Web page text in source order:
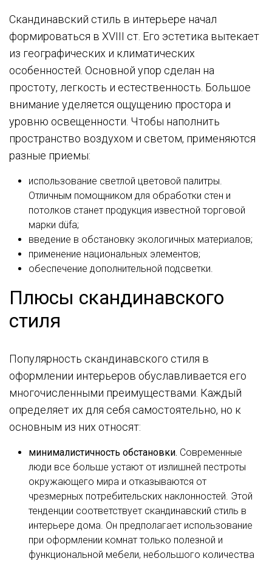
Скандинавский стиль в интерьере начал
формироваться в XVIII ст. Его эстетика вытекает
из географических и климатических
особенностей. Основной упор сделан на
простоту, легкость и естественность. Большое
внимание уделяется ощущению простора и
уровню освещенности. Чтобы наполнить
пространство воздухом и светом, применяются
разные приемы:
использование светлой цветовой палитры.
Отличным помощником для обработки стен и
потолков станет продукция известной торговой
марки düfa;
введение в обстановку экологичных материалов;
применение национальных элементов;
обеспечение дополнительной подсветки.
Плюсы скандинавского
стиля
Популярность скандинавского стиля в
оформлении интерьеров обуславливается его
многочисленными преимуществами. Каждый
определяет их для себя самостоятельно, но к
основным из них относят:
минималистичность обстановки. Современные
люди все больше устают от излишней пестроты
окружающего мира и отказываются от
чрезмерных потребительских наклонностей. Этой
тенденции соответствует скандинавский стиль в
интерьере дома. Он предполагает использование
при оформлении комнат только полезной и
функциональной мебели, небольшого количества